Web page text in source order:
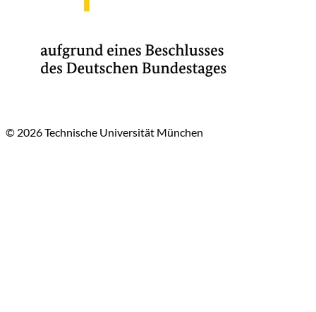
© 2026 Technische Universität München